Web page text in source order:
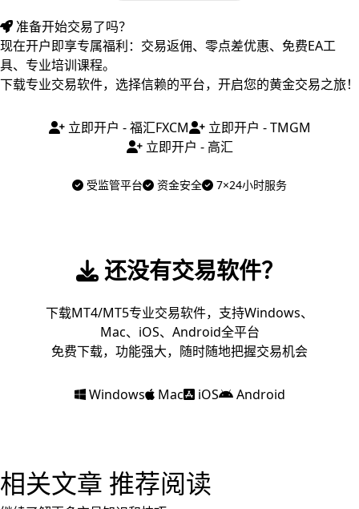
准备开始交易了吗？
现在开户即享专属福利：交易返佣、零点差优惠、免费EA工
具、专业培训课程。
下载专业交易软件，选择信赖的平台，开启您的黄金交易之旅！
立即开户 - 福汇FXCM
立即开户 - TMGM
立即开户 - 高汇
受监管平台 资金安全 7×24小时服务
还没有交易软件？
下载MT4/MT5专业交易软件，支持Windows、
Mac、iOS、Android全平台
免费下载，功能强大，随时随地把握交易机会
Windows Mac iOS Android
相关文章 推荐阅读